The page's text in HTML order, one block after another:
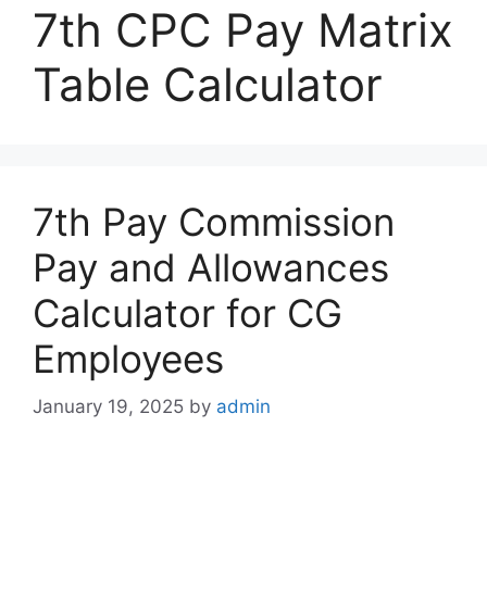
7th CPC Pay Matrix
Table Calculator
7th Pay Commission
Pay and Allowances
Calculator for CG
Employees
January 19, 2025 by admin